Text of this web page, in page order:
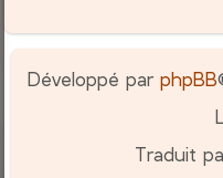
Développé parphpBB
Traduit